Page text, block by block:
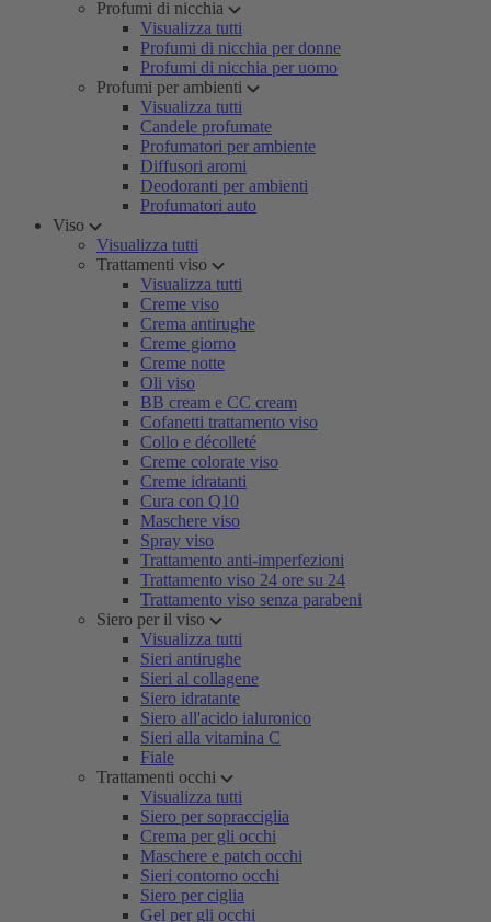
Profumi di nicchia
Visualizza tutti
Profumi di nicchia per donne
Profumi di nicchia per uomo
Profumi per ambienti
Visualizza tutti
Candele profumate
Profumatori per ambiente
Diffusori aromi
Deodoranti per ambienti
Profumatori auto
Viso
Visualizza tutti
Trattamenti viso
Visualizza tutti
Creme viso
Crema antirughe
Creme giorno
Creme notte
Oli viso
BB cream e CC cream
Cofanetti trattamento viso
Collo e décolleté
Creme colorate viso
Creme idratanti
Cura con Q10
Maschere viso
Spray viso
Trattamento anti-imperfezioni
Trattamento viso 24 ore su 24
Trattamento viso senza parabeni
Siero per il viso
Visualizza tutti
Sieri antirughe
Sieri al collagene
Siero idratante
Siero all'acido ialuronico
Sieri alla vitamina C
Fiale
Trattamenti occhi
Visualizza tutti
Siero per sopracciglia
Crema per gli occhi
Maschere e patch occhi
Sieri contorno occhi
Siero per ciglia
Gel per gli occhi